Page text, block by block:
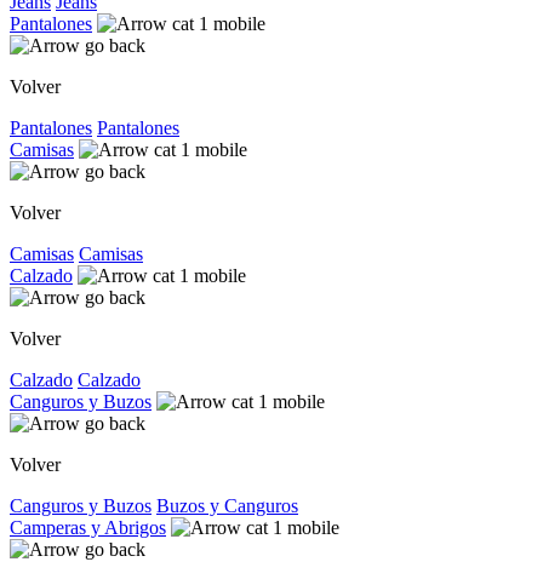
Pantalones
Volver
Pantalones Pantalones
Camisas
Volver
Camisas Camisas
Calzado
Volver
Calzado Calzado
Canguros y Buzos
Volver
Canguros y Buzos Buzos y Canguros
Camperas y Abrigos